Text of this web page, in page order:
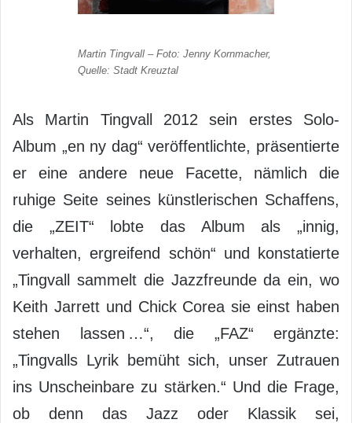
Martin Tingvall – Foto: Jenny Kornmacher,
Quelle: Stadt Kreuztal
Als Martin Tingvall 2012 sein erstes Solo-
Album „en ny dag“ veröffentlichte, präsentierte
er eine andere neue Facette, nämlich die
ruhige Seite seines künstlerischen Schaffens,
die „ZEIT“ lobte das Album als „innig,
verhalten, ergreifend schön“ und konstatierte
„Tingvall sammelt die Jazzfreunde da ein, wo
Keith Jarrett und Chick Corea sie einst haben
stehen lassen …“, die „FAZ“ ergänzte:
„Tingvalls Lyrik bemüht sich, unser Zutrauen
ins Unscheinbare zu stärken.“ Und die Frage,
ob denn das Jazz oder Klassik sei,